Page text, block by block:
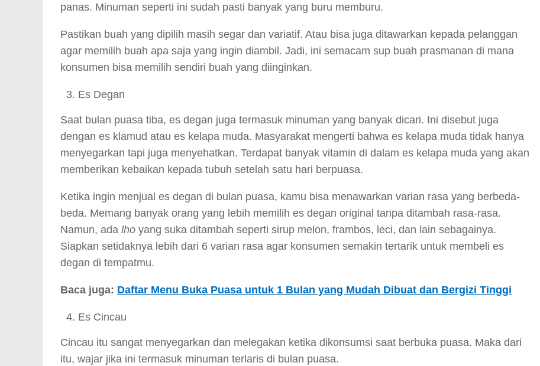
panas. Minuman seperti ini sudah pasti banyak yang buru memburu.
Pastikan buah yang dipilih masih segar dan variatif. Atau bisa juga ditawarkan kepada pelanggan
agar memilih buah apa saja yang ingin diambil. Jadi, ini semacam sup buah prasmanan di mana
konsumen bisa memilih sendiri buah yang diinginkan.
Es Degan
Saat bulan puasa tiba, es degan juga termasuk minuman yang banyak dicari. Ini disebut juga
dengan es klamud atau es kelapa muda. Masyarakat mengerti bahwa es kelapa muda tidak hanya
menyegarkan tapi juga menyehatkan. Terdapat banyak vitamin di dalam es kelapa muda yang akan
memberikan kebaikan kepada tubuh setelah satu hari berpuasa.
Ketika ingin menjual es degan di bulan puasa, kamu bisa menawarkan varian rasa yang berbeda-
beda. Memang banyak orang yang lebih memilih es degan original tanpa ditambah rasa-rasa.
Namun, ada lho yang suka ditambah seperti sirup melon, frambos, leci, dan lain sebagainya.
Siapkan setidaknya lebih dari 6 varian rasa agar konsumen semakin tertarik untuk membeli es
degan di tempatmu.
Baca juga: Daftar Menu Buka Puasa untuk 1 Bulan yang Mudah Dibuat dan Bergizi Tinggi
Es Cincau
Cincau itu sangat menyegarkan dan melegakan ketika dikonsumsi saat berbuka puasa. Maka dari
itu, wajar jika ini termasuk minuman terlaris di bulan puasa.